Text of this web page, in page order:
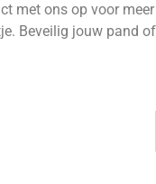
met ons op voor
Beveilig jouw pand